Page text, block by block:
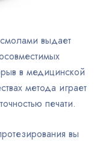
выдает
в медицинской
метода играет
печати.
вы